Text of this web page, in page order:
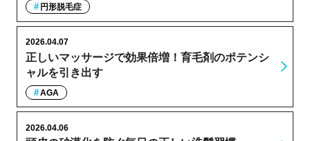
円形脱毛症
正しいマッサージで効果倍増！育毛剤のポテンシ
ャルを引き出す
2026.04.07
AGA
2026.04.06